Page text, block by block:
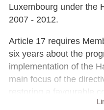
Luxembourg under the
2007 - 2012.
Article 17 requires
six years about the
implementation of the
main focus of the
restoring a favourable
habitat types & species